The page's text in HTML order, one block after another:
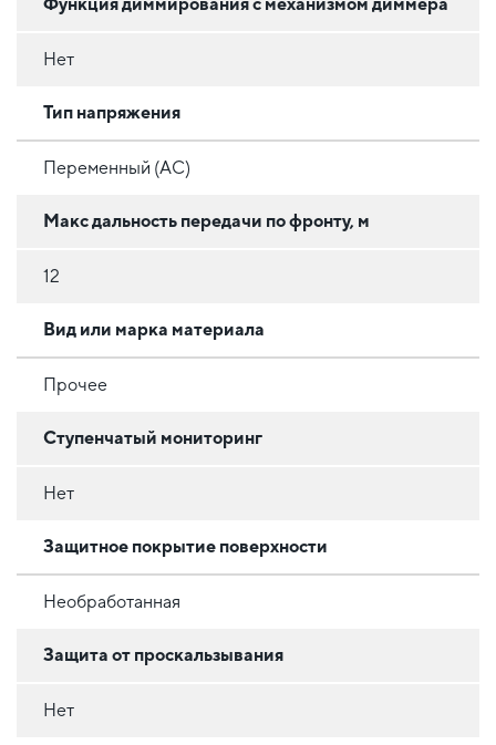
Функция диммирования с механизмом диммера
Нет
Тип напряжения
Переменный (AC)
Макс дальность передачи по фронту, м
12
Вид или марка материала
Прочее
Ступенчатый мониторинг
Нет
Защитное покрытие поверхности
Необработанная
Защита от проскальзывания
Нет